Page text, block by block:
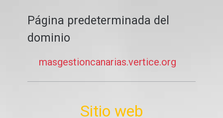
Página predeterminada del
dominio
masgestioncanarias.vertice.org
Sitio web